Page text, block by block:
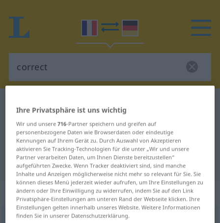
Französisch-Deutsch Übersetzung
für "correct"
"correct" Deutsch Übersetzung
„correct“: adjectif (qualificatif)
correct [kɔʀɛkt]adj <correcte>
Ihre Privatsphäre ist uns wichtig
Wir und unsere716-Partner speichern und greifen auf
personenbezogene Daten wie Browserdaten oder eindeutige
Kennungen auf Ihrem Gerät zu. Durch Auswahl von Akzeptieren
aktivieren Sie Tracking-Technologien für die unter „Wir und unsere
Partner verarbeiten Daten, um Ihnen Dienste bereitzustellen“
aufgeführten Zwecke. Wenn Tracker deaktiviert sind, sind manche
Inhalte und Anzeigen möglicherweise nicht mehr so relevant für Sie. Sie
können dieses Menü jederzeit wieder aufrufen, um Ihre Einstellungen zu
ändern oder Ihre Einwilligung zu widerrufen, indem Sie auf den Link
Privatsphäre-Einstellungen am unteren Rand der Webseite klicken. Ihre
Einstellungen gelten innerhalb unseres Website. Weitere Informationen
finden Sie in unserer Datenschutzerklärung.